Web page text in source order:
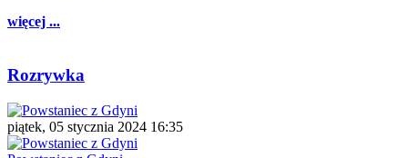
więcej ...
Rozrywka
piątek, 05 stycznia 2024 16:35